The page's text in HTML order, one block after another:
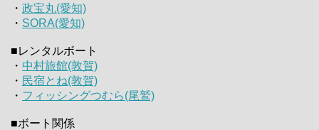
・ 政宝丸(愛知)
・ SORA(愛知)
■レンタルボート
・ 中村旅館(敦賀)
・ 民宿とね(敦賀)
・ フィッシングつむら(尾鷲)
■ボート関係